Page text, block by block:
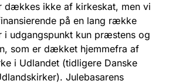
dækkes ikke af kirkeskat, men vi
på en lang række
i udgangspunkt kun præstens og
som er dækket hjemmefra af
i Udlandet (tidligere Danske
Julebasarens